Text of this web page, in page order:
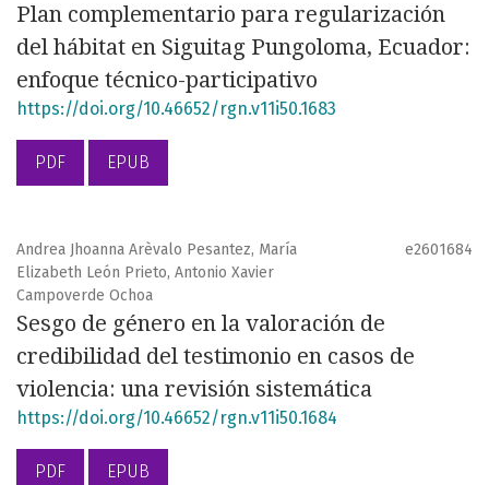
Plan complementario para regularización
del hábitat en Siguitag Pungoloma, Ecuador:
enfoque técnico-participativo
https://doi.org/10.46652/rgn.v11i50.1683
PDF EPUB
Andrea Jhoanna Arèvalo Pesantez, María
Elizabeth León Prieto, Antonio Xavier
Campoverde Ochoa
e2601684
Sesgo de género en la valoración de
credibilidad del testimonio en casos de
violencia: una revisión sistemática
https://doi.org/10.46652/rgn.v11i50.1684
PDF EPUB